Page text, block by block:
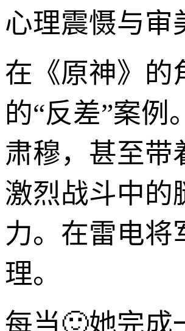
心理震慑与审
在《原神》的
的“反差”案
肃穆，甚至带
激烈战斗中的
力。在雷电将
理。
每当🙂她完成